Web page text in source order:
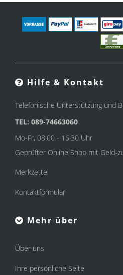
Hilfe & Kontakt
Telefonische Unterstützung und
TEL: 089-74663060
Mo-Fr, 08:00 - 16:30 Uhr
Geprüfter Online Shop mit Geld-
Merkzettel
Kontaktformular
Mehr über
Über uns
Ihre persönliche Seite